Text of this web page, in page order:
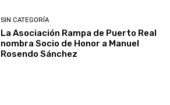
SIN CATEGORÍA
La Asociación Rampa de Puerto Real
nombra Socio de Honor a Manuel
Rosendo Sánchez